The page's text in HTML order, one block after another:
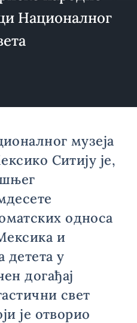
Националног
музеја
Ситију је,
односа
и
детета у
догађај
свет
је отворио